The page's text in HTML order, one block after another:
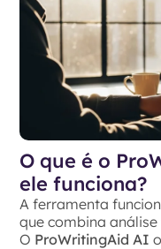
O que é o
ele funciona?
A ferramenta
que combina
O ProWritingAid AI